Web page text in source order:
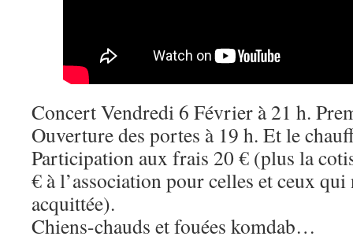
Concert Vendredi 6 Février à 21 h.
Ouverture des portes à 19 h. Et le
Participation aux frais 20 € (plus la
€ à l’association pour celles et ceux qui
acquittée).
Chiens-chauds et fouées komdab…